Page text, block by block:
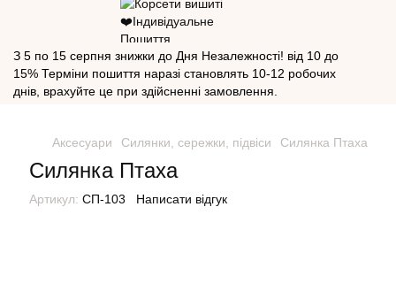
З 5 по 15 серпня знижки до Дня Незалежності! від 10 до
15% Терміни пошиття наразі становлять 10-12 робочих
днів, врахуйте це при здійсненні замовлення.
Аксесуари Силянки, сережки, підвіси Силянка Птаха
Силянка Птаха
Артикул: СП-103 Написати відгук